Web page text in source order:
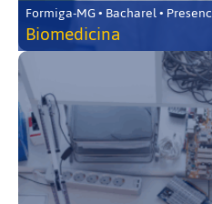
Formiga-MG • Bacharel •
Biomedicina